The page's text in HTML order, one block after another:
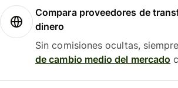
Compara proveedores de
dinero
Sin comisiones ocultas,
de cambio medio del mercado